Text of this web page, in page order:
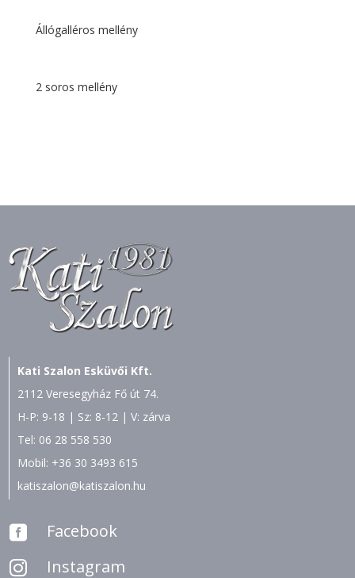
Állógalléros mellény
2 soros mellény
Kati Szalon Esküvői Kft.
2112 Veresegyház Fő út 74.
H-P: 9-18 | Sz: 8-12 | V: zárva
Tel: 06 28 558 530
Mobil: +36 30 3493 615
katiszalon@katiszalon.hu
 Facebook
 Instagram